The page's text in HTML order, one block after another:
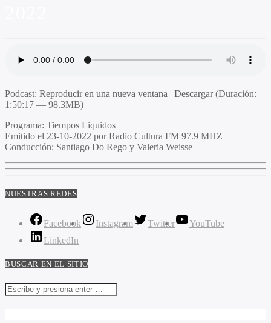
Podcast: Reproducir en una nueva ventana | Descargar(Duración:
1:50:17 — 98.3MB)
Programa: Tiempos Liquidos
Emitido el 23-10-2022 por Radio Cultura FM 97.9 MHZ
Conducción: Santiago Do Rego y Valeria Weisse
NUESTRAS REDES
Facebook Instagram Twitter
YouTube
LinkedIn
BUSCAR EN EL SITIO